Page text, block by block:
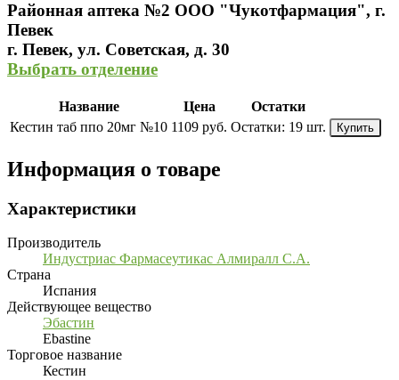
Районная аптека №2 ООО "Чукотфармация", г.
Певек
г. Певек, ул. Советская, д. 30
Выбрать отделение
Название Цена
Остатки
Кестин таб ппо 20мг №10 1109 руб. Остатки: 19 шт. Купить
Информация о товаре
Характеристики
Производитель
Индустриас Фармасеутикас Алмиралл С.А.
Страна
Испания
Действующее вещество
Эбастин
Ebastine
Торговое название
Кестин